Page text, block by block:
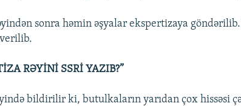
sonra həmin əşyalar ekspertizaya
RƏYİNİ SSRİ YAZIB?”
bildirilir ki, butulkaların yarıdan çox hissəsi